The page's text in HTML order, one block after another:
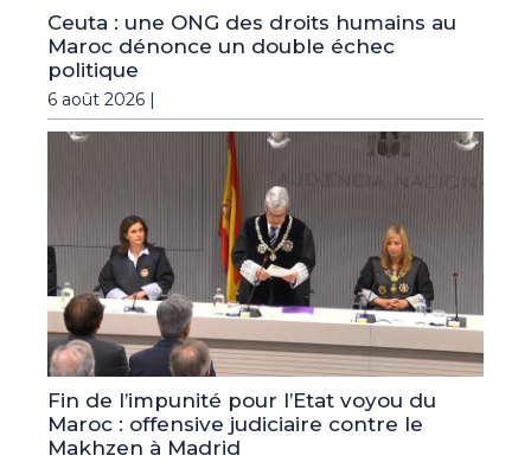
Ceuta : une ONG des droits humains au
Maroc dénonce un double échec
politique
6 août 2026 |
Fin de l’impunité pour l’Etat voyou du
Maroc : offensive judiciaire contre le
Makhzen à Madrid